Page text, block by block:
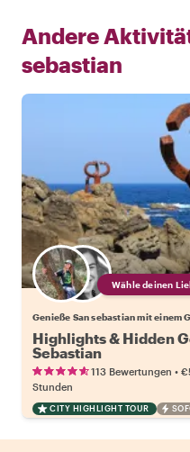
Andere
sebastian
Wähle deinen
Highlights & Hidden
Sebastian
113 Bewertungen •
Stunden
CITY HIGHLIGHT TOUR